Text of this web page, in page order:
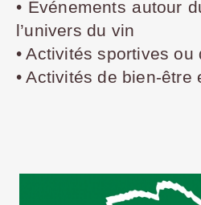
• Événements autour
l’univers du vin
• Activités sportives ou
• Activités de bien-être